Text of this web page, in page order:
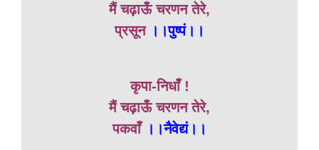
मैं चढ़ाऊँ चरणन तेरे,
प्रसून।।पुष्पं।।
कृपा-निधाँ !
मैं चढ़ाऊँ चरणन तेरे,
पकवाँ ।।नैवेद्यं।।